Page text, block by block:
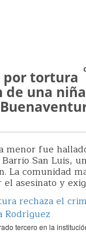
por tortura
una
menor fue
San Luis,
La comunidad
asesinato y
tercero en la